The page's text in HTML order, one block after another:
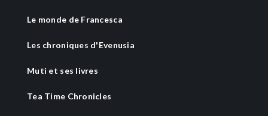
Le monde de Francesca
Les chroniques d'Evenusia
Muti et ses livres
Tea Time Chronicles